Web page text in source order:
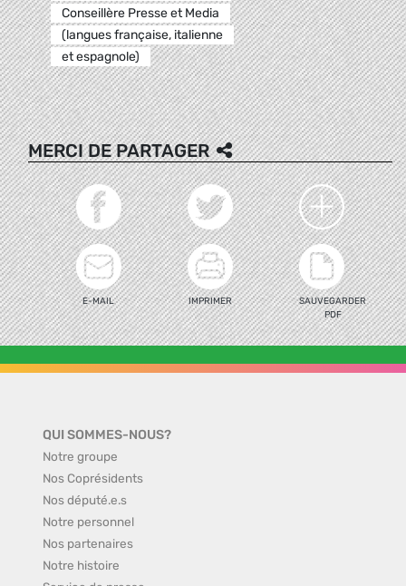
Conseillère Presse et Media
(langues française, italienne
et espagnole)
MERCI DE PARTAGER
E-MAIL IMPRIMER
SAUVEGARDER
PDF
QUI SOMMES-NOUS?
Notre groupe
Nos Coprésidents
Nos député.e.s
Notre personnel
Nos partenaires
Notre histoire